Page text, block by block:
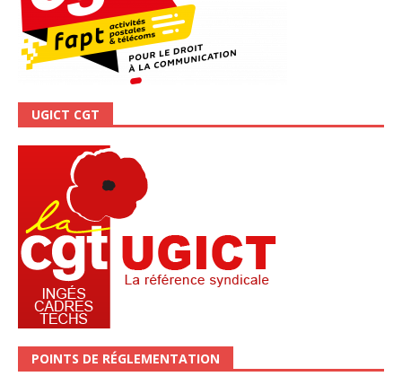
UGICT CGT
POINTS DE RÉGLEMENTATION